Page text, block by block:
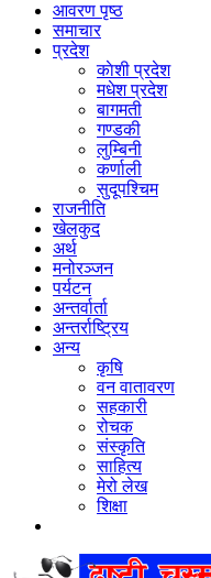
आवरण पृष्‍ठ
समाचार
प्रदेश
काेशी प्रदेश
मधेश प्रदेश
बागमती
गण्डकी
लुम्बिनी
कर्णाली
सुदूपश्‍चिम
राजनीति
खेलकुद
अर्थ
मनोरञ्‍जन
पर्यटन
अन्तर्वार्ता
अन्तर्राष्‍ट्रिय
अन्य
कृषि
वन वातावरण
सहकारी
रोचक
संस्कृति
साहित्य
मेरो लेख
शिक्षा